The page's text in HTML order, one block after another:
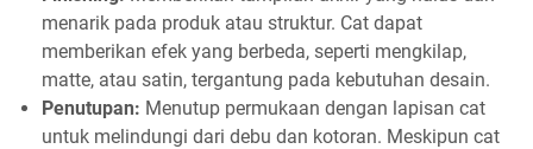
menarik pada produk atau struktur. Cat dapat
memberikan efek yang berbeda, seperti mengkilap,
matte, atau satin, tergantung pada kebutuhan desain.
Penutupan: Menutup permukaan dengan lapisan cat
untuk melindungi dari debu dan kotoran. Meskipun cat